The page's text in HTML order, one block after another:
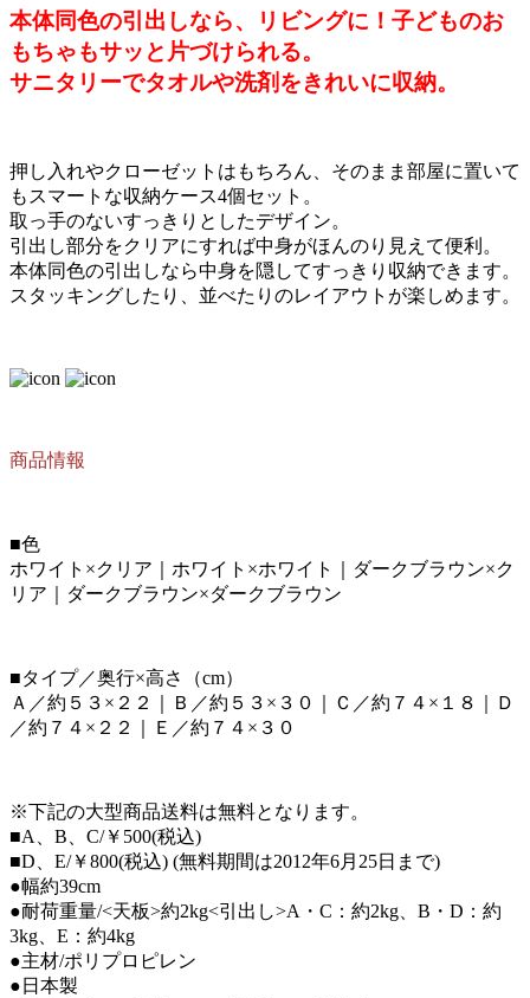
本体同色の引出しなら、リビングに！子どものお
もちゃもサッと片づけられる。
サニタリーでタオルや洗剤をきれいに収納。
押し入れやクローゼットはもちろん、そのまま部屋に置いて
もスマートな収納ケース4個セット。
取っ手のないすっきりとしたデザイン。
引出し部分をクリアにすれば中身がほんのり見えて便利。
本体同色の引出しなら中身を隠してすっきり収納できます。
スタッキングしたり、並べたりのレイアウトが楽しめます。
商品情報
■色
ホワイト×クリア｜ホワイト×ホワイト｜ダークブラウン×ク
リア｜ダークブラウン×ダークブラウン
■タイプ／奥行×高さ（cm）
Ａ／約５３×２２｜Ｂ／約５３×３０｜Ｃ／約７４×１８｜Ｄ
／約７４×２２｜Ｅ／約７４×３０
※下記の大型商品送料は無料となります。
■A、B、C/￥500(税込)
■D、E/￥800(税込) (無料期間は2012年6月25日まで)
●幅約39cm
●耐荷重量/<天板>約2kg<引出し>A・C：約2kg、B・D：約
3kg、E：約4kg
●主材/ポリプロピレン
●日本製